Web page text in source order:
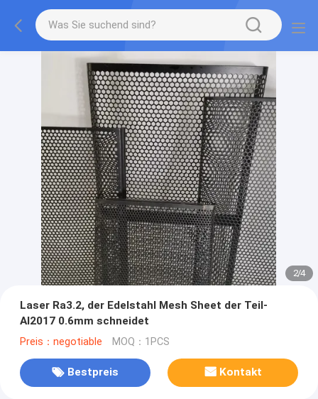
2/4
Laser Ra3.2, der Edelstahl Mesh Sheet der Teil-
Al2017 0.6mm schneidet
Preis：negotiable MOQ：1PCS
Bestpreis Kontakt